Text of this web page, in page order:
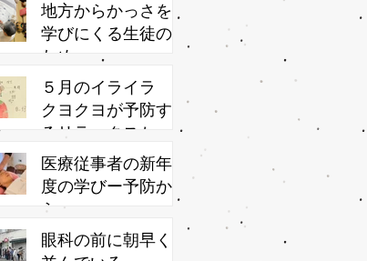
地方からかっさを
学びにくる生徒の
ため
５月のイライラ
クヨクヨが予防す
るリラックスかっ
さ
医療従事者の新年
度の学びー予防か
ら
眼科の前に朝早く